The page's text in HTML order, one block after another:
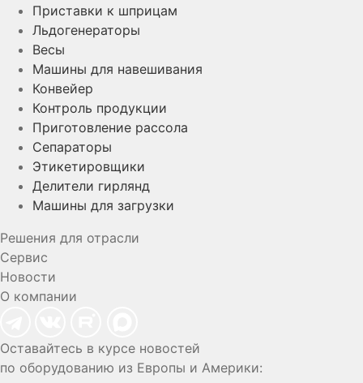
Приставки к шприцам
Льдогенераторы
Весы
Машины для навешивания
Конвейер
Контроль продукции
Приготовление рассола
Сепараторы
Этикетировщики
Делители гирлянд
Машины для загрузки
Решения для отрасли
Сервис
Новости
О компании
Оставайтесь в курсе новостей
по оборудованию из Европы и Америки: